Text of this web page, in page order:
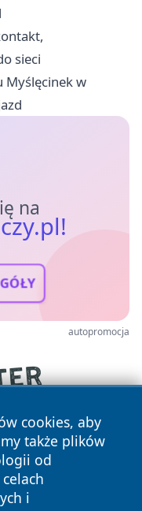
sieci
Myślęcinek w
na
autopromocja
cookies, aby
także plików
od
i